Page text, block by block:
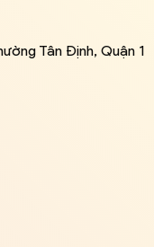
Tân Định, Quận 1